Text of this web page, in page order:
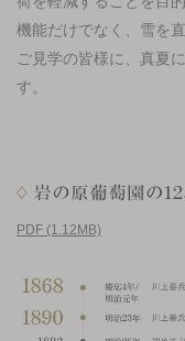
機能だけでなく、雪を
ご見学の皆様に、真夏
す。
PDF (1.12MB)